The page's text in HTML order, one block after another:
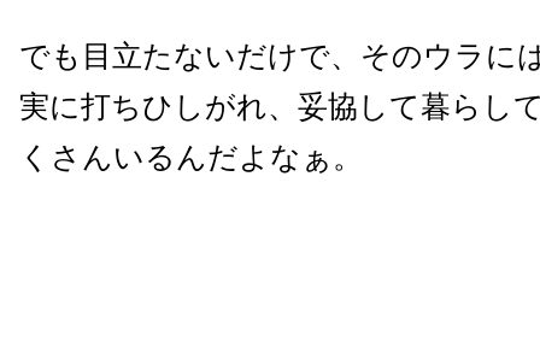
でも目立たないだけで、そのウラに
実に打ちひしがれ、妥協して暮らし
くさんいるんだよなぁ。